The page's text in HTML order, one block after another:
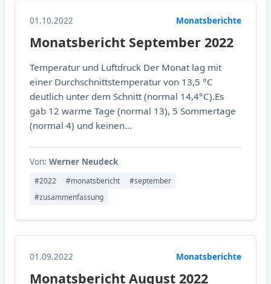
01.10.2022 Monatsberichte
Monatsbericht September 2022
Temperatur und Luftdruck Der Monat lag mit
einer Durchschnittstemperatur von 13,5 °C
deutlich unter dem Schnitt (normal 14,4°C).Es
gab 12 warme Tage (normal 13), 5 Sommertage
(normal 4) und keinen...
Von: Werner Neudeck
#2022 #monatsbericht
#september
#zusammenfassung
01.09.2022 Monatsberichte
Monatsbericht August 2022